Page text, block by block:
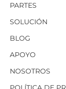
PARTES
SOLUCIÓN
BLOG
APOYO
NOSOTROS